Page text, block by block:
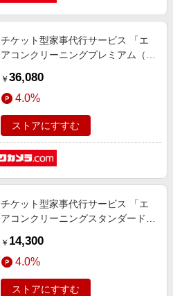
チケット型家事代行サービス 「エ
アコンクリーニングプレミアム（お
￥ 36,080
4.0%
ストアにすすむ
チケット型家事代行サービス 「エ
アコンクリーニングスタンダード
お掃除エアコンは対象外）
￥ 14,300
4.0%
ストアにすすむ